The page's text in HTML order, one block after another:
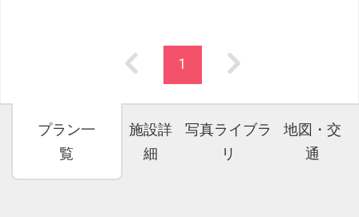
1
プラン一
覧
施設詳
細
写真ライブラ
リ
地図・交
通